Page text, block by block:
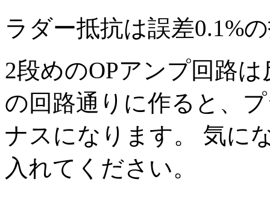
ラダー抵抗は誤差0.1%
2段めのOPアンプ回路
の回路通りに作ると、
ナスになります。 気に
入れてください。